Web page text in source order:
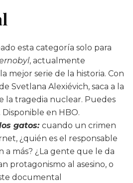
esta categoría solo para
, actualmente
mejor serie de la historia. Con
Svetlana Alexiévich​, saca a la
la tragedia nuclear. Puedes
. Disponible en HBO.
gatos: cuando un crimen
¿quién es el responsable
a más? ¿La gente que le da
protagonismo al asesino, o
documental